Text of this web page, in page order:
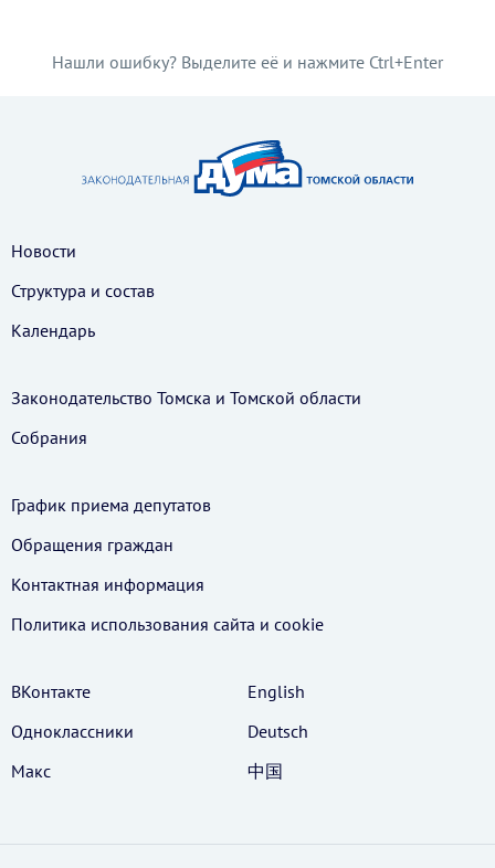
Нашли ошибку? Выделите её и нажмите Ctrl+Enter
Новости
Структура и состав
Календарь
Законодательство Томска и Томской области
Собрания
График приема депутатов
Обращения граждан
Контактная информация
Политика использования cайта и cookie
ВКонтакте
Одноклассники
Макс
English
Deutsch
中国